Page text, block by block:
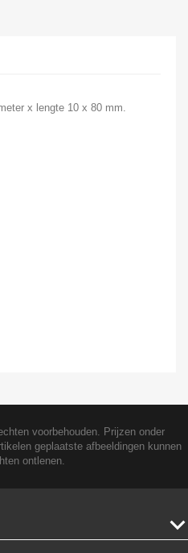
x lengte 10 x 80 mm.
voorbehouden. Prijzen onder
geplaatste afbeeldingen kunnen
ontlenen.